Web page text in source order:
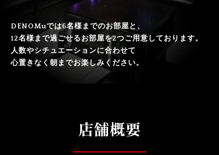
DENOMuでは6名様までのお部屋と、
12名様まで過ごせるお部屋を2つご用意しております。
人数やシチュエーションに合わせて
心置きなく朝までお楽しみください。
店舗概要